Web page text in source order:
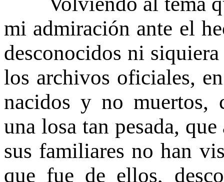
mi admiración ante el
desconocidos ni
los archivos oficiales,
nacidos y no muertos,
una losa tan pesada,
sus familiares no han
que fue de ellos,